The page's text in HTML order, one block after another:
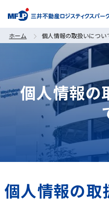
ホーム 個人情報の取扱いについ
個人情報の
個人情報の取